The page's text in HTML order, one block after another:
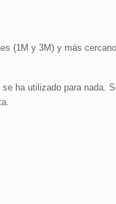
(1M y 3M) y más
ha utilizado para nada.